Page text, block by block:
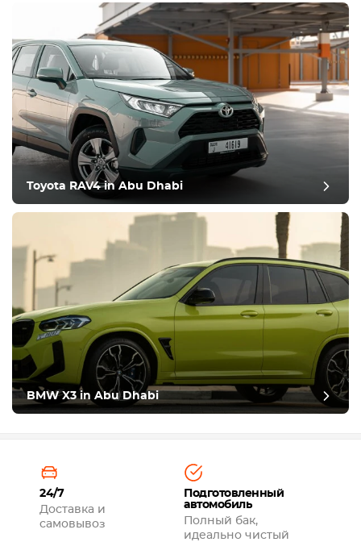
Toyota RAV4 in Abu Dhabi
BMW X3 in Abu Dhabi
24/7
Доставка и
самовывоз
Подготовленный
автомобиль
Полный бак,
идеально чистый